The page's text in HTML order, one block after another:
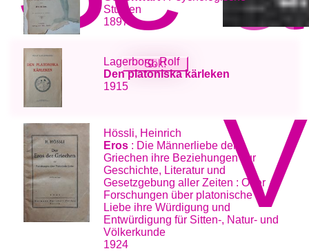
Studien
1897
Lagerborg, Rolf
Den platoniska kärleken
1915
Hössli, Heinrich
Eros : Die Männerliebe der
Griechen ihre Beziehungen zur
Geschichte, Literatur und
Gesetzgebung aller Zeiten : Oder
Forschungen über platonische
Liebe ihre Würdigung und
Entwürdigung für Sitten-, Natur- und
Völkerkunde
1924